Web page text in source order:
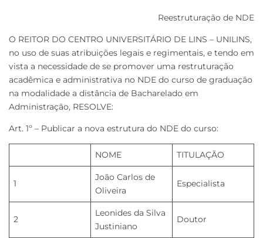
Reestruturação de NDE
O REITOR DO CENTRO UNIVERSITÁRIO DE LINS – UNILINS,
no uso de suas atribuições legais e regimentais, e tendo em
vista a necessidade de se promover uma restruturação
acadêmica e administrativa no NDE do curso de graduação
na modalidade a distância de Bacharelado em
Administração, RESOLVE:
Art. 1º – Publicar a nova estrutura do NDE do curso:
NOME TITULAÇÃO
1
João Carlos de
Oliveira
Especialista
2
Leonides da Silva
Justiniano
Doutor